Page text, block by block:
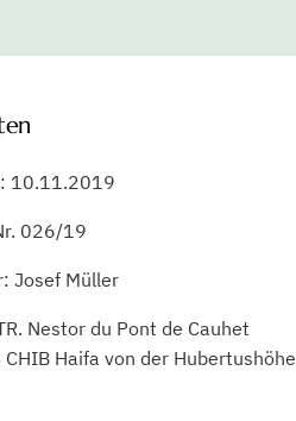
10.11.2019
026/19
Josef Müller
Nestor du Pont de Cauhet
Haifa von der Hubertushöhe